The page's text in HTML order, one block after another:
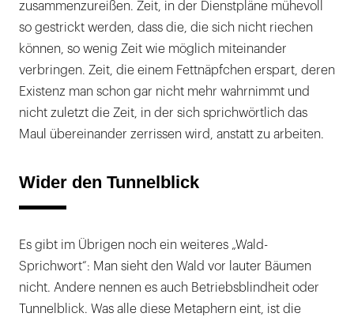
zusammenzureißen. Zeit, in der Dienstpläne mühevoll
so gestrickt werden, dass die, die sich nicht riechen
können, so wenig Zeit wie möglich miteinander
verbringen. Zeit, die einem Fettnäpfchen erspart, deren
Existenz man schon gar nicht mehr wahrnimmt und
nicht zuletzt die Zeit, in der sich sprichwörtlich das
Maul übereinander zerrissen wird, anstatt zu arbeiten.
Wider den Tunnelblick
Es gibt im Übrigen noch ein weiteres „Wald-
Sprichwort“: Man sieht den Wald vor lauter Bäumen
nicht. Andere nennen es auch Betriebsblindheit oder
Tunnelblick. Was alle diese Metaphern eint, ist die